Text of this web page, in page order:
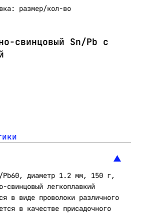
размер/кол-во
свинцовый Sn/Pb с
Pb60, диаметр 1.2 мм, 150 г,
свинцовый легкоплавкий
в виде проволоки различного
в качестве присадочного